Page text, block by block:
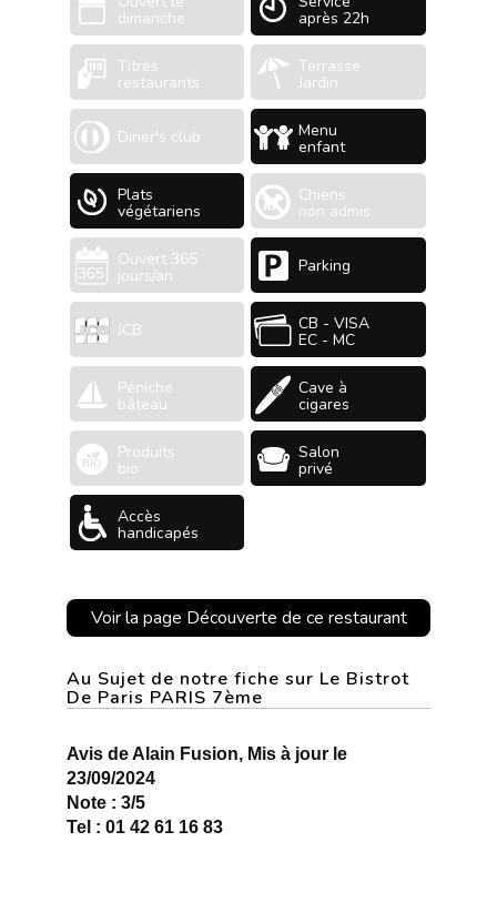
dimanche après 22h
Titres
restaurants
Terrasse
Jardin
Diner's club Menu
enfant
Plats
végétariens
Chiens
non admis
Ouvert 365
jours/an Parking
JCB CB - VISA
EC - MC
Péniche
bâteau
Cave à
cigares
Produits
bio
Salon
privé
Accès
handicapés
Voir la page Découverte de ce restaurant
Au Sujet de notre fiche sur Le Bistrot
De Paris PARIS 7ème
Avis de Alain Fusion, Mis à jour le
23/09/2024
Note : 3/5
Tel : 01 42 61 16 83